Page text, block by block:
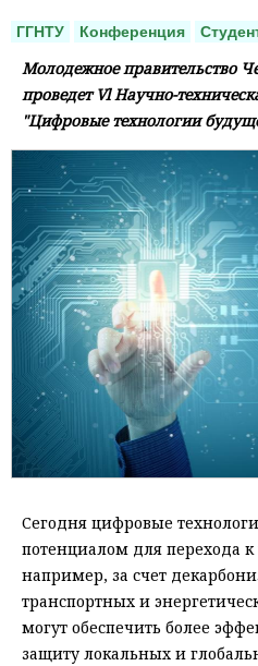
ГГНТУ Конференция
Молодежное правительство
проведет Vl Научно-
"Цифровые технологии
Сегодня цифровые
потенциалом для перехода
например, за счет
транспортных и
могут обеспечить более
защиту локальных и